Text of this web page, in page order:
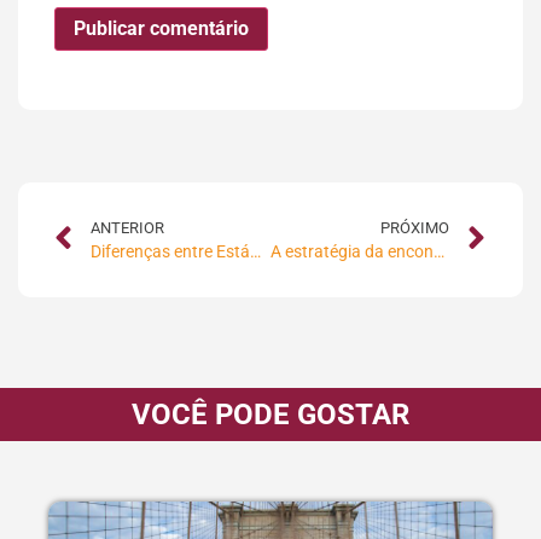
ANTERIOR
Diferenças entre Estágios e Trainees
PRÓXIMO
A estratégia da encontrabilidade
VOCÊ PODE GOSTAR